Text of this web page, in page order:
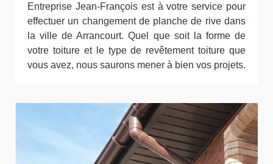
Entreprise Jean-François est à votre service pour
effectuer un changement de planche de rive dans
la ville de Arrancourt. Quel que soit la forme de
votre toiture et le type de revêtement toiture que
vous avez, nous saurons mener à bien vos projets.